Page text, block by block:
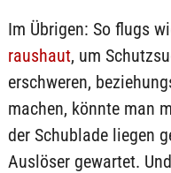
Im Übrigen: So flugs
raushaut, um
erschweren,
machen, könnte man
der Schublade liegen
Auslöser gewartet.